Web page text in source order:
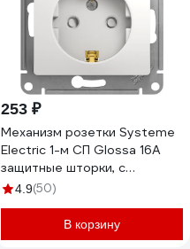
253 ₽
Механизм розетки Systeme
Electric 1-м СП Glossa 16А
защитные шторки, с
заземлением, белый
4.9(50)
В корзину